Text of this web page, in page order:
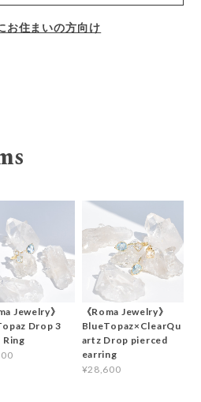
お住まいの方向け
Jewelry》
Drop 3
《Roma Jewelry》
BlueTopaz×ClearQu
artz Drop pierced
earring
¥28,600